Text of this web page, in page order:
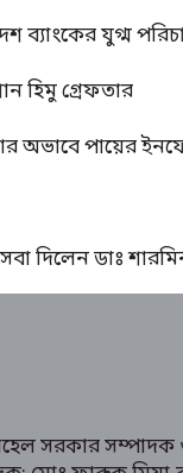
ব্যাংকের যুগ্ম
হিমু গ্রেফতার
অভাবে পায়ের
দিলেন ডাঃ
সরকার